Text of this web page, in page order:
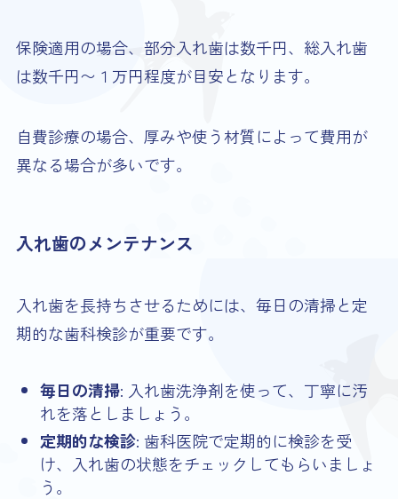
保険適用の場合、部分入れ歯は数千円、総入れ歯
は数千円〜１万円程度が目安となります。
自費診療の場合、厚みや使う材質によって費用が
異なる場合が多いです。
入れ歯のメンテナンス
入れ歯を長持ちさせるためには、毎日の清掃と定
期的な歯科検診が重要です。
毎日の清掃: 入れ歯洗浄剤を使って、丁寧に汚
れを落としましょう。
定期的な検診: 歯科医院で定期的に検診を受
け、入れ歯の状態をチェックしてもらいましょ
う。